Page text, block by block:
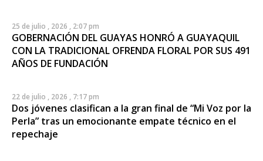
25 de julio , 2026 , 2:07 pm
GOBERNACIÓN DEL GUAYAS HONRÓ A GUAYAQUIL
CON LA TRADICIONAL OFRENDA FLORAL POR SUS 491
AÑOS DE FUNDACIÓN
22 de julio , 2026 , 7:17 pm
Dos jóvenes clasifican a la gran final de “Mi Voz por la
Perla” tras un emocionante empate técnico en el
repechaje